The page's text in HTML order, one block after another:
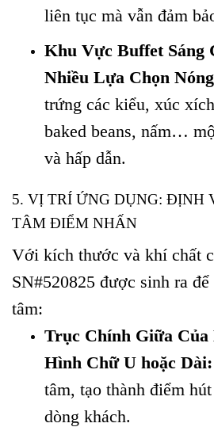
liên tục mà vẫn đảm
Khu Vực Buffet Sáng
Nhiều Lựa Chọn
trứng các kiểu, xúc
baked beans, nấm…
và hấp dẫn.
5. VỊ TRÍ ỨNG DỤNG: ĐỊNH
TÂM ĐIỂM NHẤN
Với kích thước và khí chất
SN#520825 được sinh ra
tâm:
Trục Chính Giữa Của
Hình Chữ U hoặc Dài:
tâm, tạo thành điểm
dòng khách.